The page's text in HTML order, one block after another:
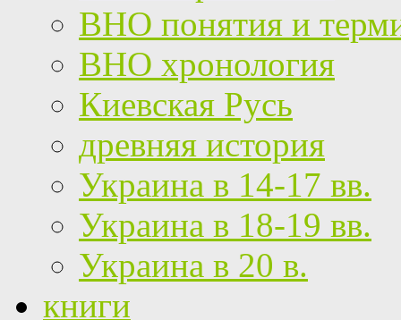
ВНО понятия и
ВНО хронология
Киевская Русь
древняя история
Украина в 14-17 вв.
Украина в 18-19 вв.
Украина в 20 в.
книги